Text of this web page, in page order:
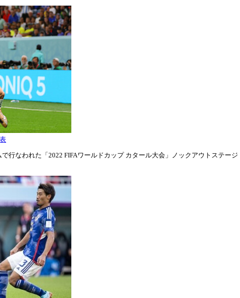
行なわれた「2022 FIFAワールドカップ カタール大会」ノックアウトステージ